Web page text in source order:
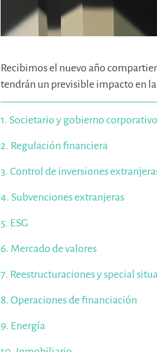
Recibimos el nuevo año
tendrán un previsible impacto en
1. Societario y gobierno corporativo
2. Regulación financiera
3. Control de inversiones
4. Subvenciones extranjeras
5. ESG
6. Mercado de valores
7. Reestructuraciones y special
8. Operaciones de financiación
9. Energía